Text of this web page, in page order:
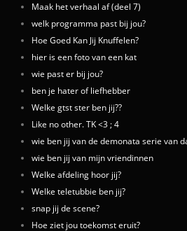
Maak het verhaal af (deel 7)
welk programma past bij jou?
Hoe Goed Kan Jij Knuffelen?
hier is een foto van een kat
wie past er bij jou?
ben je hater of liefhebber
Welke gtst ster ben jij??
Like no other. TK <3 ; 4
wie ben jij van de demonata serie van
wie ben jij van mijn vriendinnen
Welke afdeling hoor jij?
Welke teletubbie ben jij?
snap jij de scene?
Hoe ziet jou toekomst eruit?